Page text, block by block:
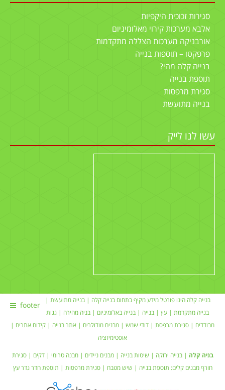
סגירות זכוכית היקפיות
אלבא מערכות קירוי מאלומיניום
אורבניקה מערכות הצללה מתקדמות
פרפקטו – תוספות בנייה
בנייה קלה מהי?
תוספת בנייה
סגירת מרפסות
בנייה מתועשת
עשו לנו לייק
footer
בנייה קלה הינו פורטל מידע מקיף בתחוםבנייה קלה |בנייה מתועשת
בנייה מתקדמת | עץ בנייה בנייה באלומיניום בניה מהירה
גגות
מבודדים
סגירת מרפסת דודי שמש | מבנים מודולרים | אתר בנייה קידום אתרים
אופטימיזציה
בניה קלה |בנייה ירוקה שיטות בנייה |מבנים ניידים | מבנה טרומי |דקים |סגירת
חורף מבנים קלים: תוספת בנייה שיש מטבח | סגירת מרפסות | תוספת חדרגדר עץ